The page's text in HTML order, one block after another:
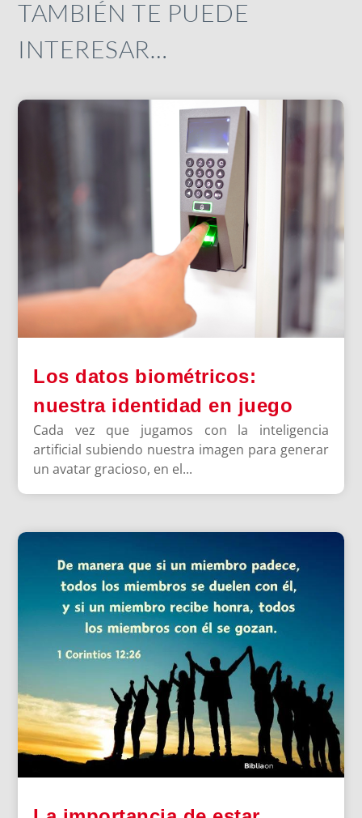
TAMBIÉN TE PUEDE
INTERESAR…
Los datos biométricos:
nuestra identidad en juego
Cada vez que jugamos con la inteligencia
artificial subiendo nuestra imagen para generar
un avatar gracioso, en el...